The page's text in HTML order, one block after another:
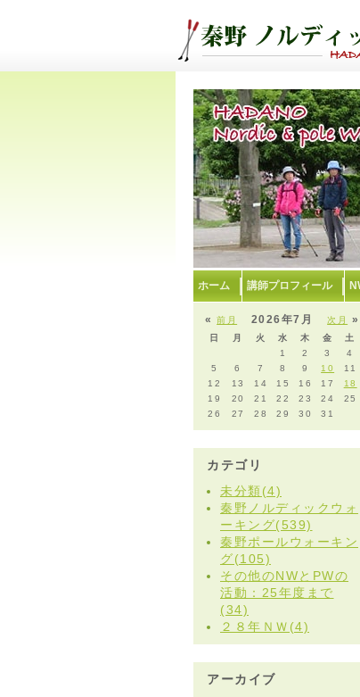
ホーム 講師プロフィール
«前月 次月 »
2026年7月
日 月 火 水 木 金
土
1
2 3
4
5
6 7 8 9 10
11
12
13 14 15 16 17
18
19
20 21 22 23 24
25
26
27 28 29 30 31
カテゴリ
未分類(4)
秦野ノルディックウォ
ーキング(539)
秦野ポールウォーキン
グ(105)
その他のNWとPWの
活動：25年度まで
(34)
２８年ＮＷ(4)
アーカイブ